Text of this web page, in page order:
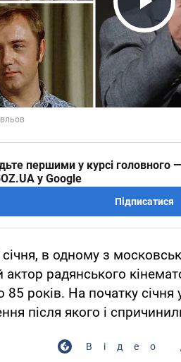
Play
першими у курсі головного
у Google
Підписатися
в одному з
актор радянського
85 років. На початку січня
після якого і
Відео